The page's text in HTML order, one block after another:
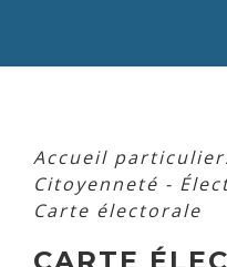
Accueil
Citoyenneté -
Carte électorale